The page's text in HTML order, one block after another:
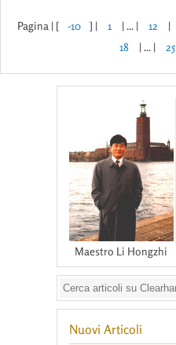
Pagina | [ -10 ] | 1 | ... | 12 |
18
| ... | 25
Maestro Li Hongzhi
Nuovi Articoli